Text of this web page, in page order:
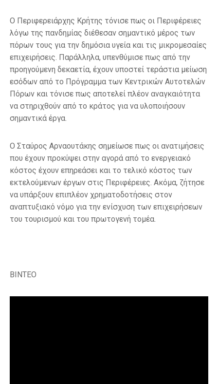
Ο Περιφερειάρχης Κρήτης τόνισε πως οι Περιφέρειες
λόγω της πανδημίας διέθεσαν σημαντικό μέρος των
πόρων τους για την δημόσια υγεία και τις μικρομεσαίες
επιχειρήσεις. Παράλληλα, υπενθύμισε πως από την
προηγούμενη δεκαετία, έχουν υποστεί τεράστια μείωση
εσόδων από το Πρόγραμμα των Κεντρικών Αυτοτελών
Πόρων και τόνισε πως αποτελεί πλέον αναγκαιότητα
να στηριχθούν από το κράτος για να υλοποιήσουν
σημαντικά έργα.
Ο Σταύρος Αρναουτάκης σημείωσε πως οι ανατιμήσεις
που έχουν προκύψει στην αγορά από το ενεργειακό
κόστος έχουν επηρεάσει και το τελικό κόστος των
εκτελούμενων έργων στις Περιφέρειες. Ακόμα, ζήτησε
να υπάρξουν επιπλέον χρηματοδοτήσεις στον
αναπτυξιακό νόμο για την ενίσχυση των επιχειρήσεων
του τουρισμού και του πρωτογενή τομέα.
BINTEO